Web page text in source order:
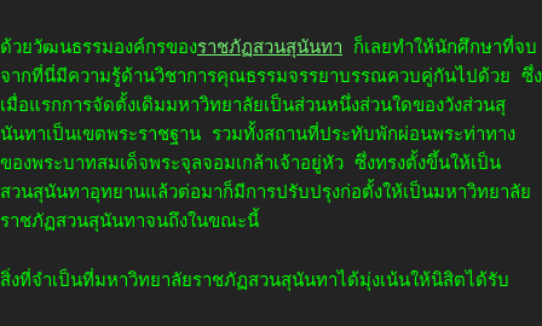
ด้วยวัฒนธรรมองค์กรของราชภัฏสวนสุนันทา ก็เลยทำให้นักศึกษาที่จบ
จากที่นี่มีความรู้ด้านวิชาการคุณธรรมจรรยาบรรณควบคู่กันไปด้วย ซึ่ง
เมื่อแรกการจัดตั้งเดิมมหาวิทยาลัยเป็นส่วนหนึ่งส่วนใดของวังส่วนสุ
นันทาเป็นเขตพระราชฐาน รวมทั้งสถานที่ประทับพักผ่อนพระท่าทาง
ของพระบาทสมเด็จพระจุลจอมเกล้าเจ้าอยู่หัว ซึ่งทรงตั้งขึ้นให้เป็น
สวนสุนันทาอุทยานแล้วต่อมาก็มีการปรับปรุงก่อตั้งให้เป็นมหาวิทยาลัย
ราชภัฏสวนสุนันทาจนถึงในขณะนี้
สิ่งที่จำเป็นที่มหาวิทยาลัยราชภัฏสวนสุนันทาได้มุ่งเน้นให้นิสิตได้รับ